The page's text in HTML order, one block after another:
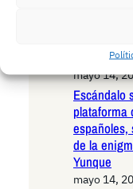
La Policía
invaden
mayo 14,
Escándalo
plataforma
españoles,
de la
Yunque
mayo 14,